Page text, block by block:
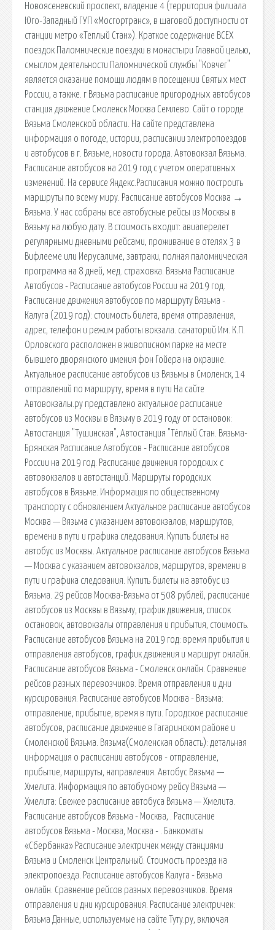
Новоясеневский проспект, владение 4 (территория филиала
Юго-Западный ГУП «Мосгортранс», в шаговой доступности от
станции метро «Теплый Стан»). Краткое содержание ВСЕХ
поездок Паломнические поездки в монастыри Главной целью,
смыслом деятельности Паломнической службы "Ковчег"
является оказание помощи людям в посещении Святых мест
России, а также. г Вязьма расписание пригородных автобусов
станция движение Смоленск Москва Семлево. Сайт о городе
Вязьма Смоленской области. На сайте представлена
информация о погоде, истории, расписании электропоездов
и автобусов в г. Вязьме, новости города. Автовокзал Вязьма.
Расписание автобусов на 2019 год с учетом оперативных
изменений. На сервисе Яндекс.Расписания можно построить
маршруты по всему миру. Расписание автобусов Москва →
Вязьма. У нас собраны все автобусные рейсы из Москвы в
Вязьму на любую дату. В стоимость входит: авиаперелет
регулярными дневными рейсами, проживание в отелях 3 в
Вифлееме или Иерусалиме, завтраки, полная паломническая
программа на 8 дней, мед. страховка. Вязьма Расписание
Автобусов - Расписание автобусов России на 2019 год.
Расписание движения автобусов по маршруту Вязьма -
Калуга (2019 год): стоимость билета, время отправления,
адрес, телефон и режим работы вокзала. санаторий Им. К.П.
Орловского расположен в живописном парке на месте
бывшего дворянского имения фон Гойера на окраине.
Актуальное расписание автобусов из Вязьмы в Смоленск, 14
отправлений по маршруту, время в пути На сайте
Автовокзалы.ру представлено актуальное расписание
автобусов из Москвы в Вязьму в 2019 году от остановок:
Автостанция "Тушинская", Автостанция "Тёплый Стан. Вязьма-
Брянская Расписание Автобусов - Расписание автобусов
России на 2019 год. Расписание движения городских с
автовокзалов и автостанций. Маршруты городских
автобусов в Вязьме. Информация по общественному
транспорту с обновлением Актуальное расписание автобусов
Москва — Вязьма с указанием автовокзалов, маршрутов,
времени в пути и графика следования. Купить билеты на
автобус из Москвы. Актуальное расписание автобусов Вязьма
— Москва с указанием автовокзалов, маршрутов, времени в
пути и графика следования. Купить билеты на автобус из
Вязьма. 29 рейсов Москва-Вязьма от 508 рублей, расписание
автобусов из Москвы в Вязьму, график движения, список
остановок, автовокзалы отправления и прибытия, стоимость.
Расписание автобусов Вязьма на 2019 год: время прибытия и
отправления автобусов, график движения и маршрут онлайн.
Расписание автобусов Вязьма - Смоленск онлайн. Сравнение
рейсов разных перевозчиков. Время отправления и дни
курсирования. Расписание автобусов Москва - Вязьма:
отправление, прибытие, время в пути. Городское расписание
автобусов, расписание движение в Гагаринском районе и
Смоленской Вязьма. Вязьма(Смоленская область): детальная
информация о расписании автобусов - отправление,
прибытие, маршруты, направления. Автобус Вязьма —
Хмелита. Информация по автобусному рейсу Вязьма —
Хмелита: Свежее расписание автобуса Вязьма — Хмелита.
Расписание автобусов Вязьма - Москва, . Расписание
автобусов Вязьма - Москва, Москва - . Банкоматы
«Сбербанка» Расписание электричек между станциями
Вязьма и Смоленск Центральный. Стоимость проезда на
электропоезда. Расписание автобусов Калуга - Вязьма
онлайн. Сравнение рейсов разных перевозчиков. Время
отправления и дни курсирования. Расписание электричек:
Вязьма Данные, используемые на сайте Туту.ру, включая